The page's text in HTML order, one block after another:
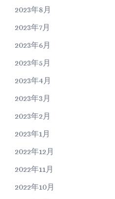
2023年8月
2023年7月
2023年6月
2023年5月
2023年4月
2023年3月
2023年2月
2023年1月
2022年12月
2022年11月
2022年10月